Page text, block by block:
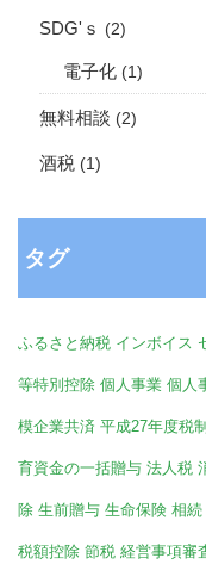
SDG'ｓ (2)
電子化 (1)
無料相談 (2)
酒税 (1)
タグ
ふるさと納税 インボイス
等特別控除 個人事業 個人
模企業共済 平成27年度税
育資金の一括贈与 法人税
除 生前贈与 生命保険 相続
税額控除 節税 経営事項審